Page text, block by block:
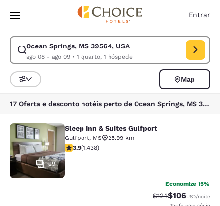
Pular Para Conteúdo Principal
Entrar
Ocean Springs, MS 39564, USA
ago 08 - ago 09• 1 quarto, 1 hóspede
Modificar pesquisa para Ocean Springs, MS 39564, USA. Data de
Classificar e filtrar
Map
17 Oferta e desconto hotéis perto de Ocean Springs, MS 39564, USA
Sleep Inn & Suites Gulfport
29
Sleep Inn & Suites Gulfport
Gulfport, MS
25.99 km
classificação 3.85 estrelas. Bom. 1438 avaliações
3.9(1.438)
Economize 15%
Tarifa anterior
$124Tarifa com
$106USD/noite